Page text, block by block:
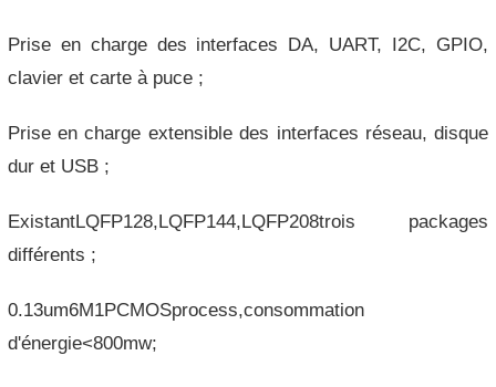
Prise en charge des interfaces DA, UART, I2C, GPIO,
clavier et carte à puce ;
Prise en charge extensible des interfaces réseau, disque
dur et USB ;
ExistantLQFP128,LQFP144,LQFP208trois packages
différents ;
0.13um6M1PCMOSprocess,consommation
d'énergie<800mw;